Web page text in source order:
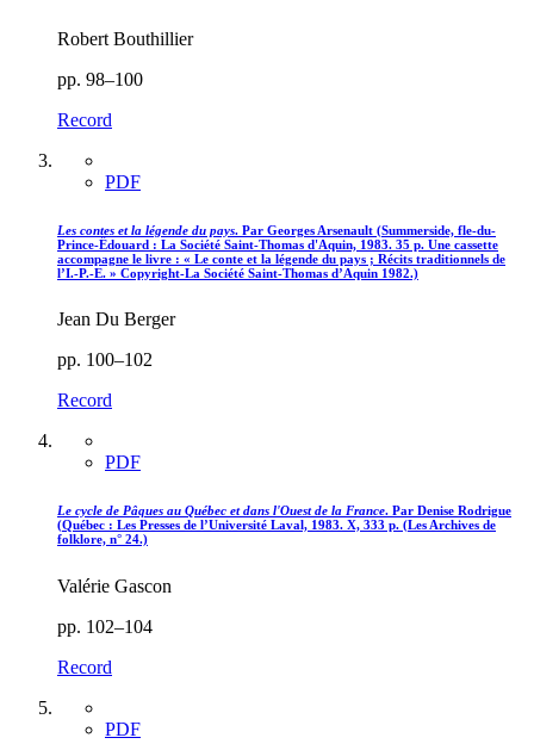
Robert Bouthillier
pp. 98–100
Record
PDF
Les contes et la légende du pays. Par Georges Arsenault (Summerside, fle-du-
Prince-Êdouard : La Société Saint-Thomas d'Aquin, 1983. 35 p. Une cassette
accompagne le livre : « Le conte et la légende du pays ; Récits traditionnels de
l’I.-P.-E. » Copyright-La Société Saint-Thomas d’Aquin 1982.)
Jean Du Berger
pp. 100–102
Record
PDF
Le cycle de Pâques au Québec et dans l'Ouest de la France. Par Denise Rodrigue
(Québec : Les Presses de l’Université Laval, 1983. X, 333 p. (Les Archives de
folklore, n° 24.)
Valérie Gascon
pp. 102–104
Record
PDF